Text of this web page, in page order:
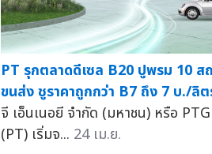
PT รุกตลาดดีเซล B20 ปูพรม 10 ส
ขนส่ง ชูราคาถูกกว่า B7 ถึง 7 บ./ลิ
จี เอ็นเนอยี จำกัด (มหาชน) หรือ
(PT) เริ่มจ... 24 เม.ย.